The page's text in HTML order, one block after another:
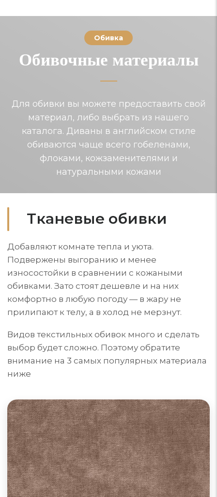
Обивка
Обивочные материалы
Для обивки вы можете предоставить свой
материал, либо выбрать из нашего
каталога. Диваны в английском стиле
обиваются чаще всего гобеленами,
флоками, кожзаменителями и
натуральными кожами
Тканевые обивки
Добавляют комнате тепла и уюта.
Подвержены выгоранию и менее
износостойки в сравнении с кожаными
обивками. Зато стоят дешевле и на них
комфортно в любую погоду — в жару не
прилипают к телу, а в холод не мерзнут.
Видов текстильных обивок много и сделать
выбор будет сложно. Поэтому обратите
внимание на 3 самых популярных материала
ниже
Диваны из велюра
Велюр для обивки мебели может быть из
синтетических, натуральных или комбинированных
материалов. Поверхность ворса: гладкая, тисненая